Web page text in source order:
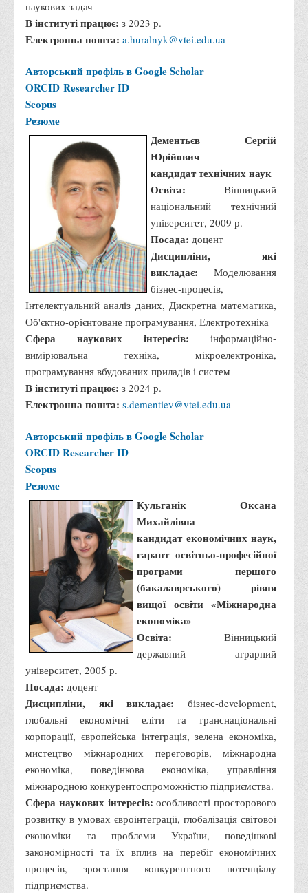
наукових задач
В інституті працює: з 2023 р.
Електронна пошта: a.huralnyk@vtei.edu.ua
Авторський профіль в Google Scholar
ORCID Researcher ID
Scopus
Резюме
Дементьєв Сергій
Юрійович
кандидат технічних наук
Освіта: Вінницький
національний технічний
університет, 2009 р.
Посада: доцент
Дисципліни, які
викладає: Моделювання
бізнес-процесів,
Інтелектуальний аналіз даних, Дискретна математика,
Об'єктно-орієнтоване програмування, Електротехніка
Сфера наукових інтересів: інформаційно-
вимірювальна техніка, мікроелектроніка,
програмування вбудованих приладів і систем
В інституті працює: з 2024 р.
Електронна пошта: s.dementiev@vtei.edu.ua
Авторський профіль в Google Scholar
ORCIDResearcher ID
Scopus
Резюме
Кульганік Оксана
Михайлівна
кандидат економічних наук,
гарант освітньо-професійної
програми першого
(бакалаврського) рівня
вищої освіти «Міжнародна
економіка»
Освіта: Вінницький
державний аграрний
університет, 2005 р.
Посада: доцент
Дисципліни, які викладає: бізнес-development,
глобальні економічні еліти та транснаціональні
корпорації, європейська інтеграція, зелена економіка,
мистецтво міжнародних переговорів, міжнародна
економіка, поведінкова економіка, управління
міжнародною конкурентоспроможністю підприємства.
Сфера наукових інтересів:особливості просторового
розвитку в умовах євроінтеграції, глобалізація світової
економіки та проблеми України, поведінкові
закономірності та їх вплив на перебіг економічних
процесів, зростання конкурентного потенціалу
підприємства.